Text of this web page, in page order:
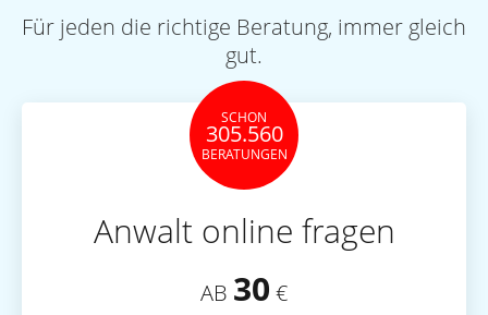
Für jeden die richtige Beratung, immer gleich
gut.
SCHON
305.560
BERATUNGEN
Anwalt online fragen
AB 30 €